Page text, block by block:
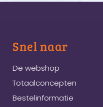
Snel naar
De webshop
Totaalconcepten
Bestelinformatie